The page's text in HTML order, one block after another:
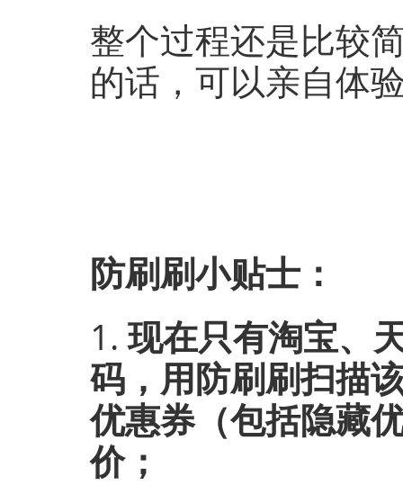
整个过程还是比较
的话，可以亲自体
防刷刷小贴士：
1.现在只有淘宝、
码，用防刷刷扫描
优惠券（包括隐藏
价；